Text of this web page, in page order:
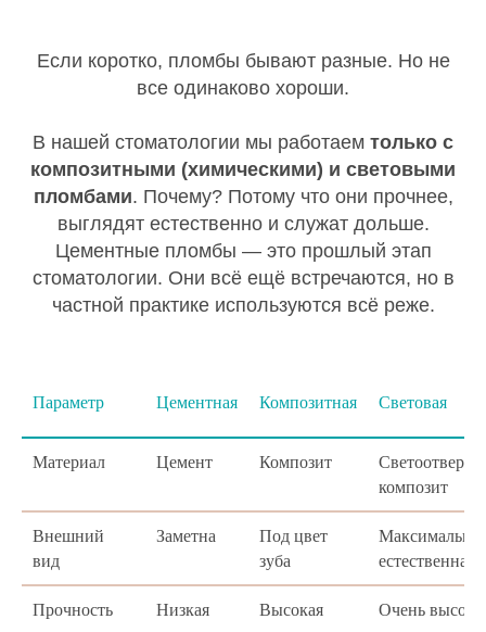
Если коротко, пломбы бывают разные. Но не
все одинаково хороши.
В нашей стоматологии мы работаем только с
композитными (химическими) и световыми
пломбами. Почему? Потому что они прочнее,
выглядят естественно и служат дольше.
Цементные пломбы — это прошлый этап
стоматологии. Они всё ещё встречаются, но в
частной практике используются всё реже.
Параметр Цементная Композитная Световая
Материал Цемент Композит
композит
Внешний
вид
Заметна
Под цвет
зуба
Максимально
естественная
Прочность Низкая Высокая Очень